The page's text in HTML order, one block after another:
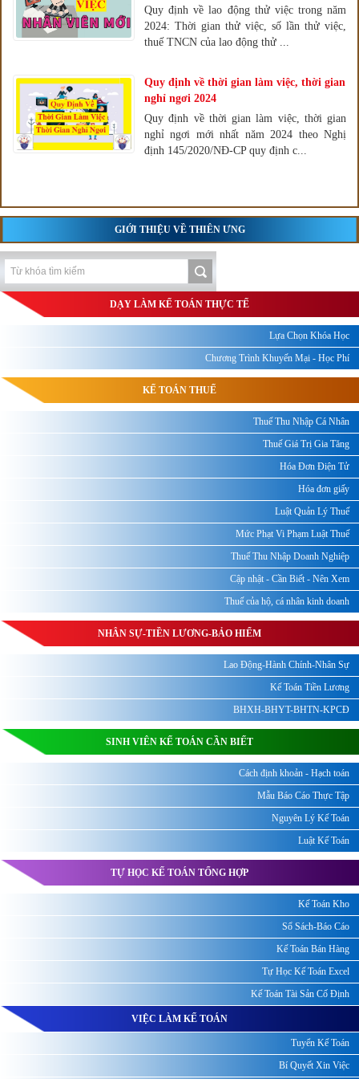
Quy định về lao động thử việc trong năm
2024: Thời gian thử việc, số lần thử việc,
thuế TNCN của lao động thử ...
Quy định về thời gian làm việc, thời gian
nghỉ ngơi 2024
Quy định về thời gian làm việc, thời gian
nghỉ ngơi mới nhất năm 2024 theo Nghị
định 145/2020/NĐ-CP quy định c...
GIỚI THIỆU VỀ THIÊN ƯNG
DẠY LÀM KẾ TOÁN THỰC TẾ
Lựa Chọn Khóa Học
Chương Trình Khuyến Mại - Học Phí
KẾ TOÁN THUẾ
Thuế Thu Nhập Cá Nhân
Thuế Giá Trị Gia Tăng
Hóa Đơn Điện Tử
Hóa đơn giấy
Luật Quản Lý Thuế
Mức Phạt Vi Phạm Luật Thuế
Thuế Thu Nhập Doanh Nghiệp
Cập nhật - Cần Biết - Nên Xem
Thuế của hộ, cá nhân kinh doanh
NHÂN SỰ-TIỀN LƯƠNG-BẢO HIỂM
Lao Động-Hành Chính-Nhân Sự
Kế Toán Tiền Lương
BHXH-BHYT-BHTN-KPCĐ
SINH VIÊN KẾ TOÁN CẦN BIẾT
Cách định khoản - Hạch toán
Mẫu Báo Cáo Thực Tập
Nguyên Lý Kế Toán
Luật Kế Toán
TỰ HỌC KẾ TOÁN TỔNG HỢP
Kế Toán Kho
Sổ Sách-Báo Cáo
Kế Toán Bán Hàng
Tự Học Kế Toán Excel
Kế Toán Tài Sản Cố Định
VIỆC LÀM KẾ TOÁN
Tuyển Kế Toán
Bí Quyết Xin Việc